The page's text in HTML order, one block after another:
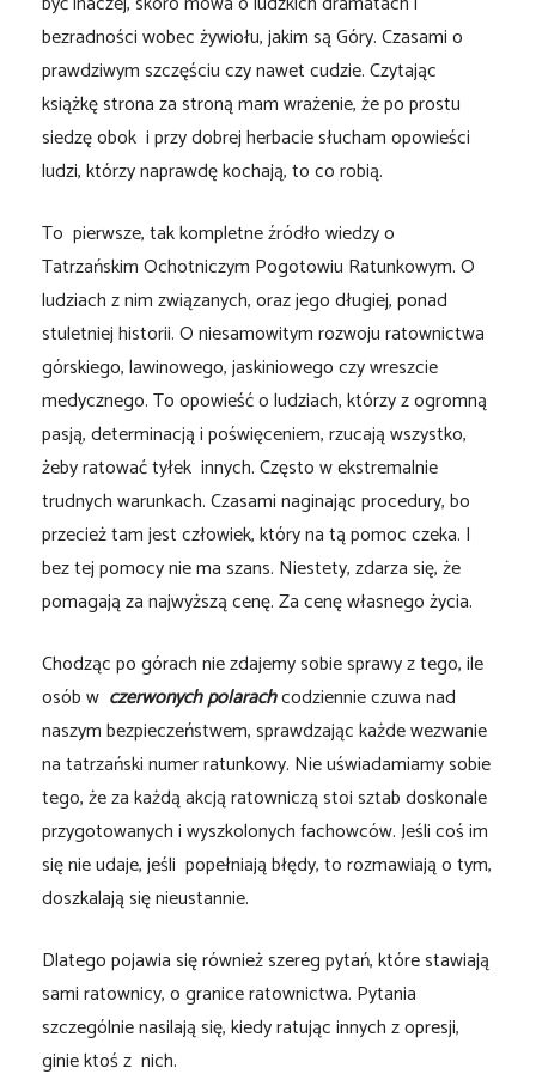
bezradności wobec żywiołu, jakim są Góry. Czasami o
prawdziwym szczęściu czy nawet cudzie. Czytając
książkę strona za stroną mam wrażenie, że po prostu
siedzę obok i przy dobrej herbacie słucham opowieści
ludzi, którzy naprawdę kochają, to co robią.
To pierwsze, tak kompletne źródło wiedzy o
Tatrzańskim Ochotniczym Pogotowiu Ratunkowym. O
ludziach z nim związanych, oraz jego długiej, ponad
stuletniej historii. O niesamowitym rozwoju ratownictwa
górskiego, lawinowego, jaskiniowego czy wreszcie
medycznego. To opowieść o ludziach, którzy z ogromną
pasją, determinacją i poświęceniem, rzucają wszystko,
żeby ratować tyłek innych. Często w ekstremalnie
trudnych warunkach. Czasami naginając procedury, bo
przecież tam jest człowiek, który na tą pomoc czeka. I
bez tej pomocy nie ma szans. Niestety, zdarza się, że
pomagają za najwyższą cenę. Za cenę własnego życia.
Chodząc po górach nie zdajemy sobie sprawy z tego, ile
osób w czerwonych polarachcodziennie czuwa nad
naszym bezpieczeństwem, sprawdzając każde wezwanie
na tatrzański numer ratunkowy. Nie uświadamiamy sobie
tego, że za każdą akcją ratowniczą stoi sztab doskonale
przygotowanych i wyszkolonych fachowców. Jeśli coś im
się nie udaje, jeśli popełniają błędy, to rozmawiają o tym,
doszkalają się nieustannie.
Dlatego pojawia się również szereg pytań, które stawiają
sami ratownicy, o granice ratownictwa. Pytania
szczególnie nasilają się, kiedy ratując innych z opresji,
ginie ktoś z nich.